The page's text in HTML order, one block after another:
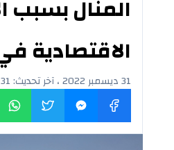
المنال بسبب
الاقتصادية
31 ديسمبر 2022 ، آخر تحديث: 31 ديسمبر 2022